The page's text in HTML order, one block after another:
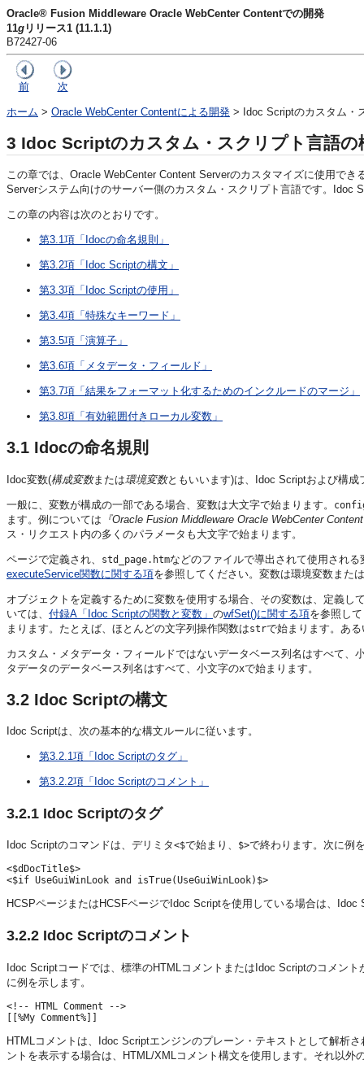
Oracle® Fusion Middleware Oracle WebCenter Contentでの開発
11g リリース1 (11.1.1)
B72427-06
前 次
ホーム > Oracle WebCenter Contentによる開発 > Idoc Scriptのカスタム・
3 Idoc Scriptのカスタム・スクリプト言語の
この章では、Oracle WebCenter Content Serverのカスタマイズに使用で
Serverシステム向けのサーバー側のカスタム・スクリプト言語です。Idoc
この章の内容は次のとおりです。
第3.1項「Idocの命名規則」
第3.2項「Idoc Scriptの構文」
第3.3項「Idoc Scriptの使用」
第3.4項「特殊なキーワード」
第3.5項「演算子」
第3.6項「メタデータ・フィールド」
第3.7項「結果をフォーマット化するためのインクルードのマージ」
第3.8項「有効範囲付きローカル変数」
3.1 Idocの命名規則
Idoc変数(構成変数または環境変数ともいいます)は、Idoc Scriptおよび構成
一般に、変数が構成の一部である場合、変数は大文字で始まります。
ます。例については 『Oracle Fusion Middleware Oracle WebCenter
ス・リクエスト内の多くのパラメータも大文字で始まります。
ページで定義され、 std_page.htmなどのファイルで導出されて使用され
executeService関数に関する項を参照してください。変数は環境変数また
オブジェクトを定義するために変数を使用する場合、その変数は、定義
いては、 付録A「Idoc Scriptの関数と変数」 のwfSet()に関する項を参照し
まります。たとえば、ほとんどの文字列操作関数はstrで始まります。あ
カスタム・メタデータ・フィールドではないデータベース列名はすべて、
タデータのデータベース列名はすべて、小文字のxで始まります。
3.2 Idoc Scriptの構文
Idoc Scriptは、次の基本的な構文ルールに従います。
第3.2.1項「Idoc Scriptのタグ」
第3.2.2項「Idoc Scriptのコメント」
3.2.1 Idoc Scriptのタグ
Idoc Scriptのコマンドは、デリミタ<$で始まり、 $>で終わります。次に例
<$dDocTitle$>
HCSPページまたはHCSFページでIdoc Scriptを使用している場合は、Idoc
3.2.2 Idoc Scriptのコメント
Idoc Scriptコードでは、標準のHTMLコメントまたはIdoc Scriptのコメン
に例を示します。
<!-- HTML Comment -->
HTMLコメントは、Idoc Scriptエンジンのプレーン・テキストとして解析
ントを表示する場合は、HTML/XMLコメント構文を使用します。それ以